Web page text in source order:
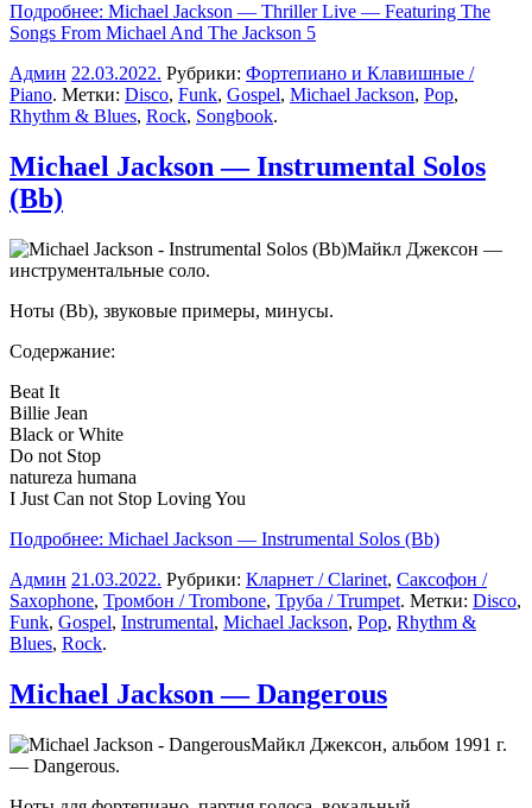
Подробнее: Michael Jackson — Thriller Live — Featuring The
Songs From Michael And The Jackson 5
Админ 22.03.2022. Рубрики: Фортепиано и Клавишные /
Piano. Метки: Disco, Funk, Gospel, Michael Jackson, Pop,
Rhythm & Blues, Rock, Songbook.
Michael Jackson — Instrumental Solos
(Bb)
Майкл Джексон —
инструментальные соло.
Ноты (Bb), звуковые примеры, минусы.
Содержание:
Beat It
Billie Jean
Black or White
Do not Stop
natureza humana
I Just Can not Stop Loving You
Подробнее: Michael Jackson — Instrumental Solos (Bb)
Админ 21.03.2022. Рубрики: Кларнет / Clarinet, Саксофон /
Saxophone, Тромбон / Trombone, Труба / Trumpet. Метки: Disco,
Funk, Gospel, Instrumental, Michael Jackson, Pop, Rhythm &
Blues, Rock.
Michael Jackson — Dangerous
Майкл Джексон, альбом 1991 г.
— Dangerous.